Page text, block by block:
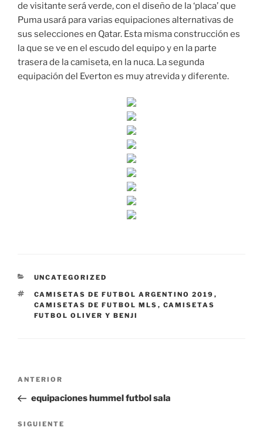
de visitante será verde, con el diseño de la ‘placa’ que
Puma usará para varias equipaciones alternativas de
sus selecciones en Qatar. Esta misma construcción es
la que se ve en el escudo del equipo y en la parte
trasera de la camiseta, en la nuca. La segunda
equipación del Everton es muy atrevida y diferente.
CATEGORÍAS
UNCATEGORIZED
ETIQUETAS
CAMISETAS DE FUTBOL ARGENTINO 2019 ,
CAMISETAS DE FUTBOL MLS , CAMISETAS
FUTBOL OLIVER Y BENJI
Navegación
entradas
Entrada
anterior:
ANTERIOR
equipaciones hummel futbol sala
Siguiente
SIGUIENTE